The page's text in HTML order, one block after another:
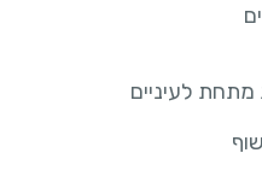
מתחת לעיניים